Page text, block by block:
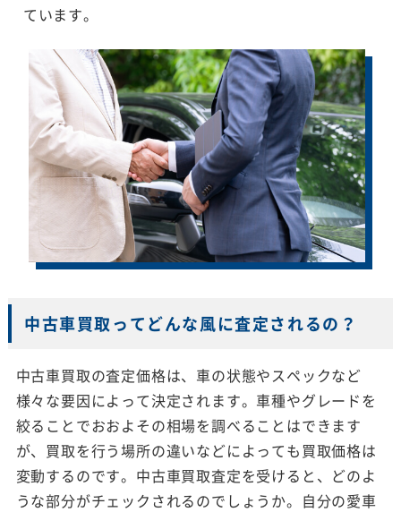
ています。
中古車買取ってどんな風に査定されるの？
中古車買取の査定価格は、車の状態やスペックなど
様々な要因によって決定されます。車種やグレードを
絞ることでおおよその相場を調べることはできます
が、買取を行う場所の違いなどによっても買取価格は
変動するのです。中古車買取査定を受けると、どのよ
うな部分がチェックされるのでしょうか。自分の愛車